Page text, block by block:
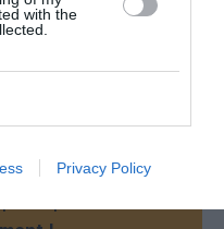
with the
Privacy Policy
!